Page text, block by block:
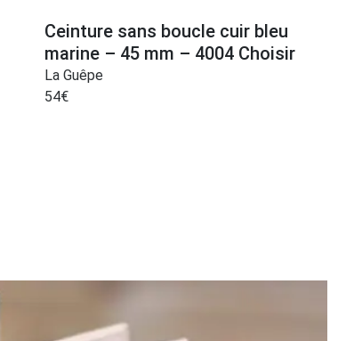
Ceinture sans boucle cuir bleu
marine – 45 mm – 4004 Choisir
La Guêpe
54€